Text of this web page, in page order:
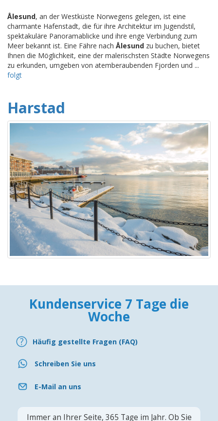
Ålesund, an der Westküste Norwegens gelegen, ist eine
charmante Hafenstadt, die für ihre Architektur im Jugendstil,
spektakuläre Panoramablicke und ihre enge Verbindung zum
Meer bekannt ist. Eine Fähre nach Ålesund zu buchen, bietet
Ihnen die Möglichkeit, eine der malerischsten Städte Norwegens
zu erkunden, umgeben von atemberaubenden Fjorden und ...
folgt
Harstad
Kundenservice 7 Tage die
Woche
Häufig gestellte Fragen (FAQ)
Schreiben Sie uns
E-Mail an uns
Immer an Ihrer Seite, 365 Tage im Jahr. Ob Sie